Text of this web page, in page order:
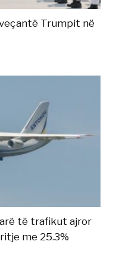
Trumpit në
të trafikut ajror
me 25.3%